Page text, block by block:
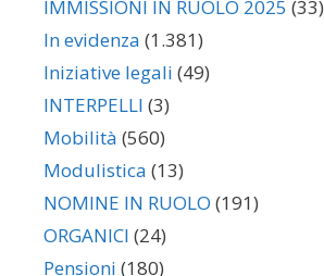
IMMISSIONI IN RUOLO 2025 (33)
In evidenza (1.381)
Iniziative legali (49)
INTERPELLI (3)
Mobilità (560)
Modulistica (13)
NOMINE IN RUOLO (191)
ORGANICI (24)
Pensioni (180)